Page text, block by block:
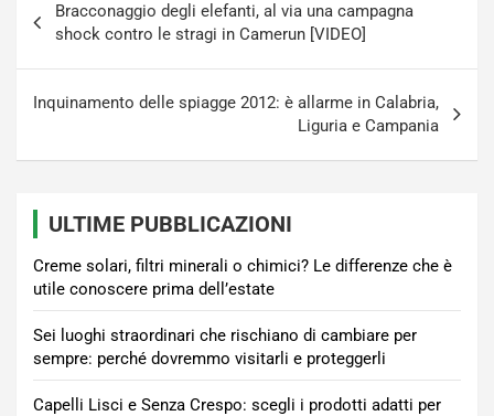
articoli
Bracconaggio degli elefanti, al via una campagna
shock contro le stragi in Camerun [VIDEO]
Inquinamento delle spiagge 2012: è allarme in Calabria,
Liguria e Campania
ULTIME PUBBLICAZIONI
Creme solari, filtri minerali o chimici? Le differenze che è
utile conoscere prima dell’estate
Sei luoghi straordinari che rischiano di cambiare per
sempre: perché dovremmo visitarli e proteggerli
Capelli Lisci e Senza Crespo: scegli i prodotti adatti per